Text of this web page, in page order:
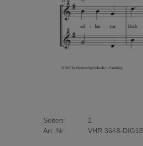
Seiten:
1
Art. Nr.:
VHR 3648-DIG18